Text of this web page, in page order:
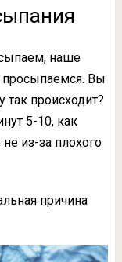
наше
просыпаемся. Вы
происходит?
5-10, как
из-за плохого
причина